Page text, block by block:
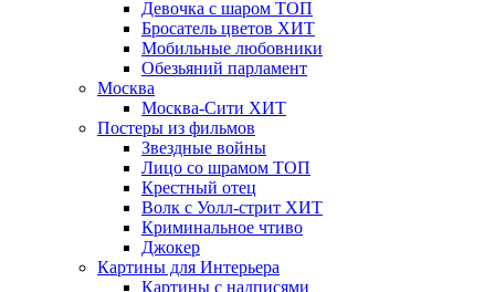
Девочка с шаром ТОП
Бросатель цветов ХИТ
Мобильные любовники
Обезьяний парламент
Москва
Москва-Сити ХИТ
Постеры из фильмов
Звездные войны
Лицо со шрамом ТОП
Крестный отец
Волк с Уолл-стрит ХИТ
Криминальное чтиво
Джокер
Картины для Интерьера
Картины с надписями